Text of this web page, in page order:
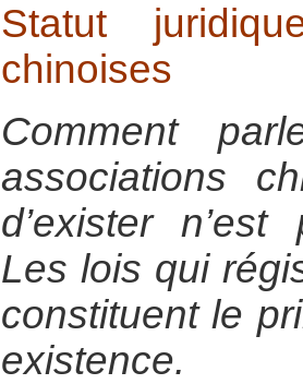
Statut
chinoises
Comment
associations
d’exister
Les lois qui
constituent le
existence.